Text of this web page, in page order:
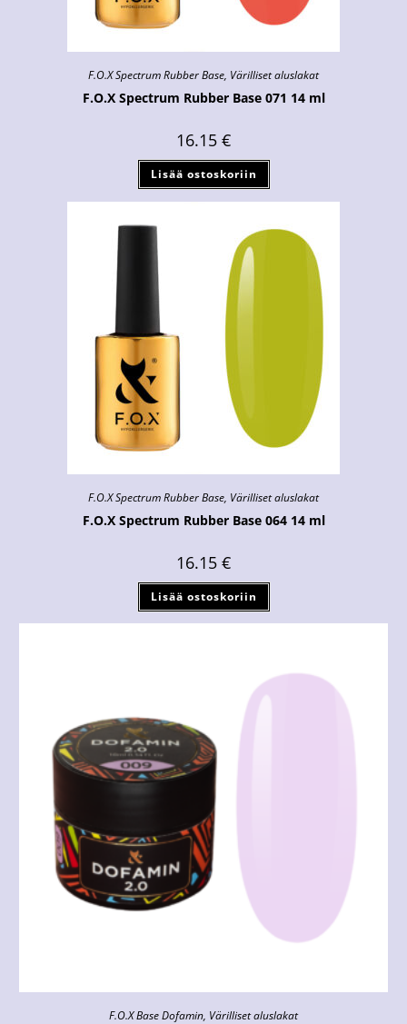
F.O.X Spectrum Rubber Base, Värilliset aluslakat
F.O.X Spectrum Rubber Base 071 14 ml
16.15 €
Lisää ostoskoriin
F.O.X Spectrum Rubber Base, Värilliset aluslakat
F.O.X Spectrum Rubber Base 064 14 ml
16.15 €
Lisää ostoskoriin
F.O.X Base Dofamin, Värilliset aluslakat